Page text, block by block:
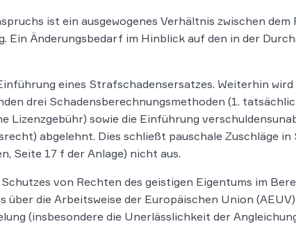
ist ein ausgewogenes Verhältnis zwischen
Ein Änderungsbedarf im Hinblick auf den in der
eines Strafschadensersatzes. Weiterhin
drei Schadensberechnungsmethoden (1.
Lizenzgebühr) sowie die Einführung
abgelehnt. Dies schließt pauschale Zuschläge
Seite 17 f der Anlage) nicht aus.
von Rechten des geistigen Eigentums im
über die Arbeitsweise der Europäischen Union
(insbesondere die Unerlässlichkeit der